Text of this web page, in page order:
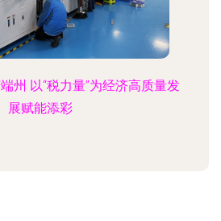
州 以“税力量”为经济高质量发
展赋能添彩